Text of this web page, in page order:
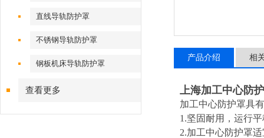
直线导轨防护罩
不锈钢导轨防护罩
钢板机床导轨防护罩
查看更多
产品介绍 相
上海加工中心防
加工中心防护罩具
1.坚固耐用，运行
2.加工中心防护罩